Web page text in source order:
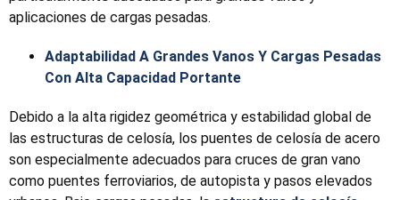
aplicaciones de cargas pesadas.
Adaptabilidad A Grandes Vanos Y Cargas Pesadas
Con Alta Capacidad Portante
Debido a la alta rigidez geométrica y estabilidad global de
las estructuras de celosía, los puentes de celosía de acero
son especialmente adecuados para cruces de gran vano
como puentes ferroviarios, de autopista y pasos elevados